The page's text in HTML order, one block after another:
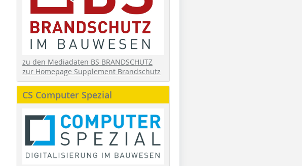
zu den Mediadaten BS BRANDSCHUTZ
zur Homepage Supplement Brandschutz
CS Computer Spezial